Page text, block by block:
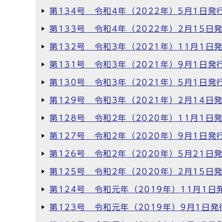
第134号 令和4年（2022年）5月1日発
第133号 令和4年（2022年）2月15日
第132号 令和3年（2021年）11月1日
第131号 令和3年（2021年）9月1日発
第130号 令和3年（2021年）5月1日発
第129号 令和3年（2021年）2月14日
第128号 令和2年（2020年）11月1日
第127号 令和2年（2020年）9月1日発
第126号 令和2年（2020年）5月21日
第125号 令和2年（2020年）2月15日
第124号 令和元年（2019年）11月1日
第123号 令和元年（2019年）9月1日発